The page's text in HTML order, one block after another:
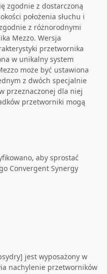
zgodnie z dostarczoną
położenia słuchu i
z różnorodnymi
Mezzo. Wersja
przetwornika
w unikalny system
może być ustawiona
z dwóch specjalnie
przeznaczonej dla niej
przetworniki mogą
aby sprostać
Convergent Synergy
jest wyposażony w
nachylenie przetworników